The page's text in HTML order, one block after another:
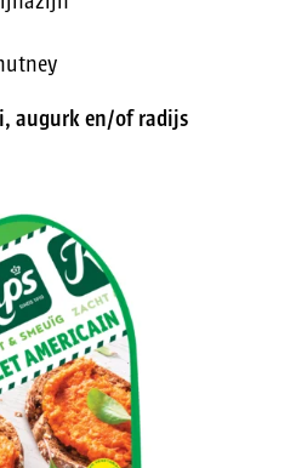
augurk en/of radijs